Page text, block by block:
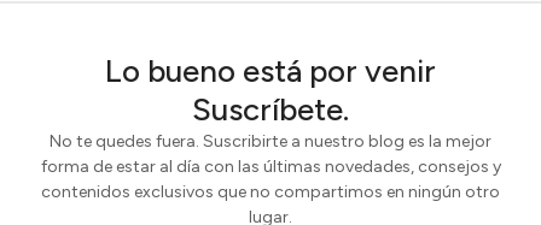
Lo bueno está por venir
Suscríbete.
No te quedes fuera. Suscribirte a nuestro blog es la mejor
forma de estar al día con las últimas novedades, consejos y
contenidos exclusivos que no compartimos en ningún otro
lugar.